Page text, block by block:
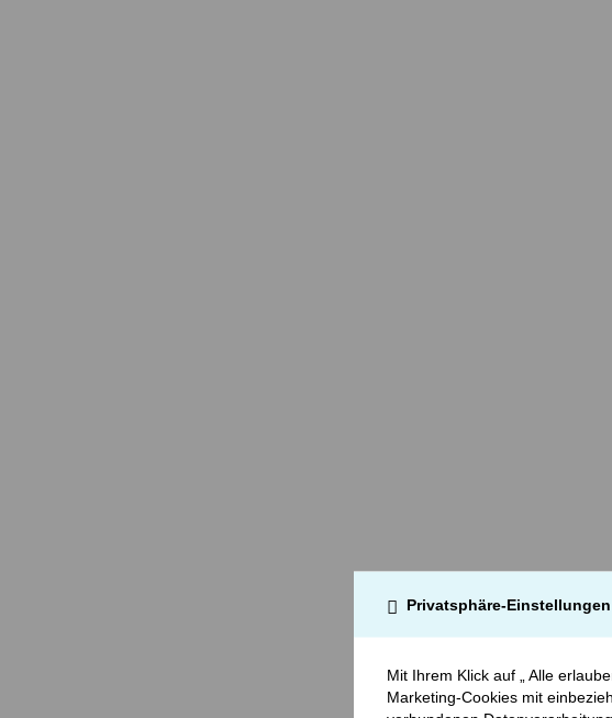
Privatsphäre-Einstellungen
Mit Ihrem Klick auf „ Alle
Marketing-Cookies mit